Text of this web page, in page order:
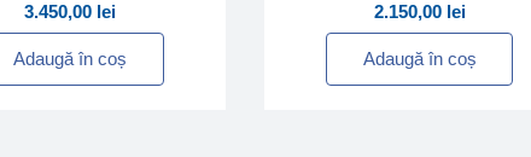
3.450,00 lei
Adaugă în coș
2.150,00 lei
Adaugă în coș